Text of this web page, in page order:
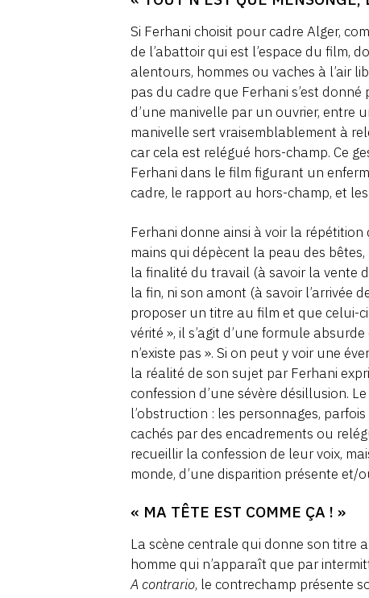
Si Ferhani choisit pour cadre Alger,
de l’abattoir qui est l’espace du film,
alentours, hommes ou vaches à l’air
pas du cadre que Ferhani s’est
d’une manivelle par un ouvrier, entre
manivelle sert vraisemblablement à
car cela est relégué hors-champ. Ce
Ferhani dans le film figurant un
cadre, le rapport au hors-champ, et
Ferhani donne ainsi à voir la
mains qui dépècent la peau des
la finalité du travail (à savoir la vente
la fin, ni son amont (à savoir l’arrivée
proposer un titre au film et que celui-
vérité », il s’agit d’une formule
n’existe pas ». Si on peut y voir une
la réalité de son sujet par Ferhani
confession d’une sévère désillusion.
l’obstruction : les personnages,
cachés par des encadrements ou
recueillir la confession de leur voix,
monde, d’une disparition présente et/
« MA TÊTE EST COMME ÇA ! »
La scène centrale qui donne son titre
homme qui n’apparaît que par
A contrario, le contrechamp présente